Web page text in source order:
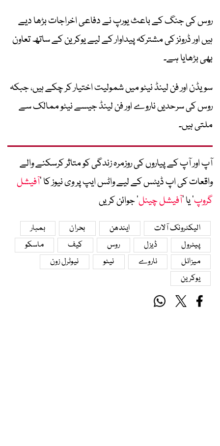
روس کی جنگ کے باعث یورپ نے دفاعی اخراجات بڑھا دیے
ہیں اور ڈرونز کی مشترکہ پیداوار کے لیے یوکرین کے ساتھ تعاون
بھی بڑھایا ہے۔
سویڈن اور فن لینڈ نیٹو میں شمولیت اختیار کر چکے ہیں، جبکہ
روس کی سرحدیں ناروے اور فن لینڈ جیسے نیٹو ممالک سے
ملتی ہیں۔
آپ اور آپ کے پیاروں کی روزمرہ زندگی کو متاثر کرسکنے والے
واقعات کی اپ ڈیٹس کے لیے واٹس ایپ پر وی نیوز کا ’آفیشل
گروپ‘ یا ’آفیشل چینل‘ جوائن کریں
الیکٹرونک آلات ایندھن بحران
بمبار
پیٹرول
ڈیزل روس کیف
ماسکو
میزائل
ناروے نیٹو
نیوٹرل زون
یوکرین